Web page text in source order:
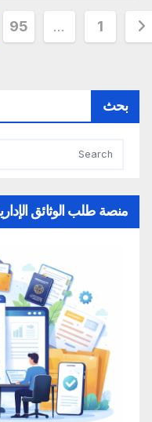
…
95
بحث
منصة طلب الوثائق الإدارية